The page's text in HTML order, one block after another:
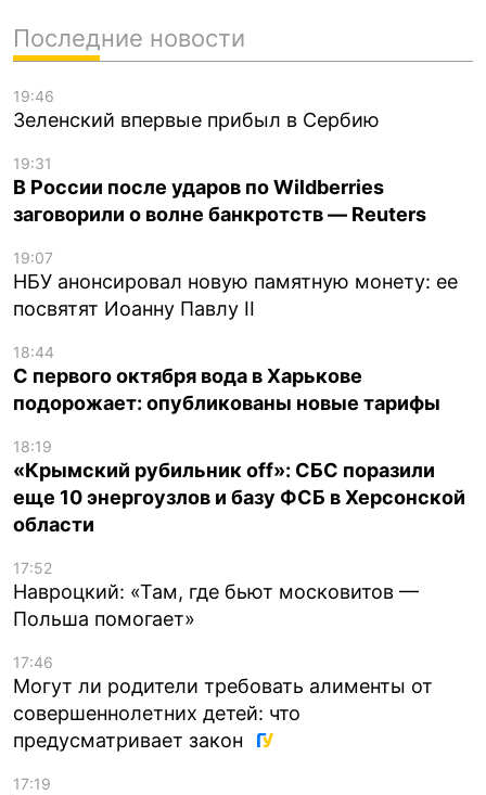
Последние новости
19:46
Зеленский впервые прибыл в Сербию
19:31
В России после ударов по Wildberries
заговорили о волне банкротств — Reuters
19:07
НБУ анонсировал новую памятную монету: ее
посвятят Иоанну Павлу II
18:44
С первого октября вода в Харькове
подорожает: опубликованы новые тарифы
18:19
«Крымский рубильник off»: СБС поразили
еще 10 энергоузлов и базу ФСБ в Херсонской
области
17:52
Навроцкий: «Там, где бьют московитов —
Польша помогает»
17:46
Могут ли родители требовать алименты от
совершеннолетних детей: что
предусматривает закон
17:19